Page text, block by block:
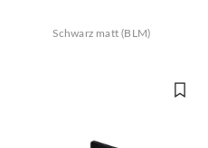
Schwarz matt (BLM)